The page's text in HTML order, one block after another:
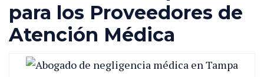
para los Proveedores de
Atención Médica